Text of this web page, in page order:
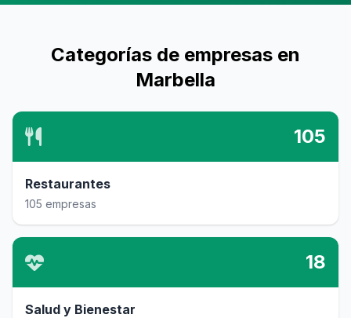
Categorías de empresas en
Marbella
105
Restaurantes
105 empresas
18
Salud y Bienestar